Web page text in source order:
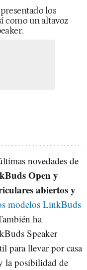
los
como un altavoz
novedades de
Open y
abiertos y
modelos LinkBuds
ha
Speaker
para llevar por casa
la posibilidad de